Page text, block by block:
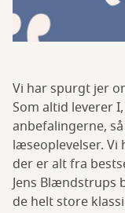
Vi har spurgt jer
Som altid leverer
anbefalingerne,
læseoplevelser. Vi
der er alt fra
Jens Blændstrups
de helt store